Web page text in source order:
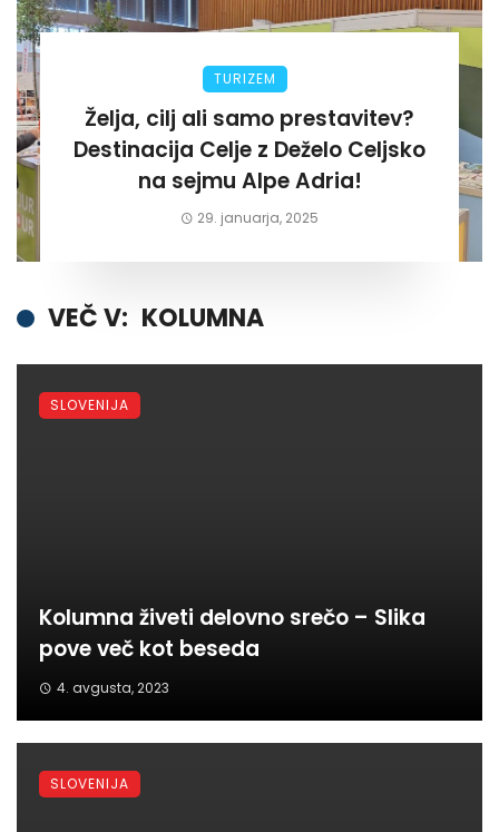
TURIZEM
Želja, cilj ali samo prestavitev?
Destinacija Celje z Deželo Celjsko
na sejmu Alpe Adria!
29. januarja, 2025
VEČ V: KOLUMNA
Kolumna živeti delovno srečo – Slika
pove več kot beseda
4. avgusta, 2023
SLOVENIJA
SLOVENIJA